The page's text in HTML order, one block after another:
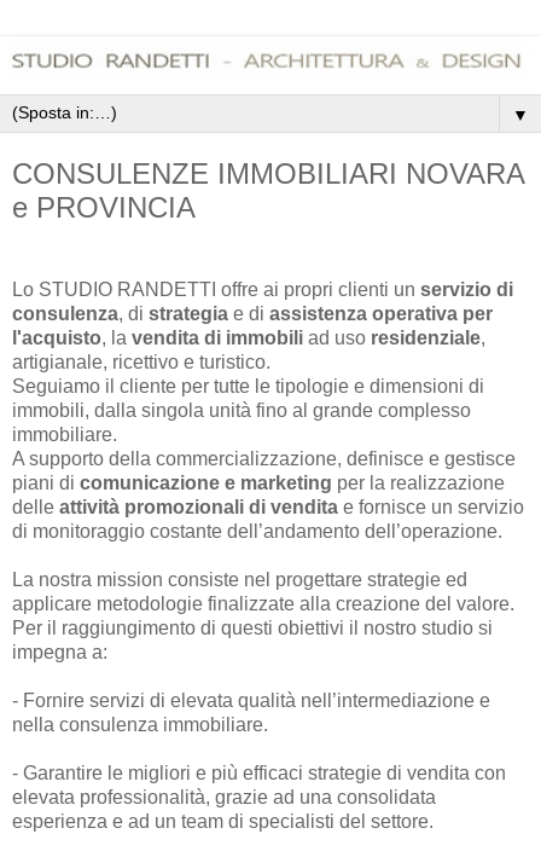
▼
CONSULENZE IMMOBILIARI NOVARA
e PROVINCIA
Lo STUDIO RANDETTI offre ai propri clienti un servizio di
consulenza, di strategia e di assistenza operativa per
l'acquisto, la vendita di immobili ad uso residenziale,
artigianale, ricettivo e turistico.
Seguiamo il cliente per tutte le tipologie e dimensioni di
immobili, dalla singola unità fino al grande complesso
immobiliare.
A supporto della commercializzazione, definisce e gestisce
piani di comunicazione e marketing per la realizzazione
delle attività promozionali di vendita e fornisce un servizio
di monitoraggio costante dell’andamento dell’operazione.
La nostra mission consiste nel progettare strategie ed
applicare metodologie finalizzate alla creazione del valore.
Per il raggiungimento di questi obiettivi il nostro studio si
impegna a:
- Fornire servizi di elevata qualità nell’intermediazione e
nella consulenza immobiliare.
- Garantire le migliori e più efficaci strategie di vendita con
elevata professionalità, grazie ad una consolidata
esperienza e ad un team di specialisti del settore.